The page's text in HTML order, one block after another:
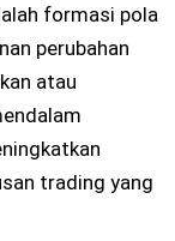
formasi pola
perubahan
atau
trading yang